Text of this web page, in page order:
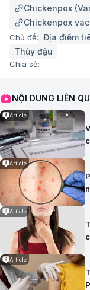
Chickenpox
Chickenpox
Chủ đề: Địa điểm
Thủy đậu
Chia sẻ:
NỘI DUNG LIÊN
Article
Article
Article
Article